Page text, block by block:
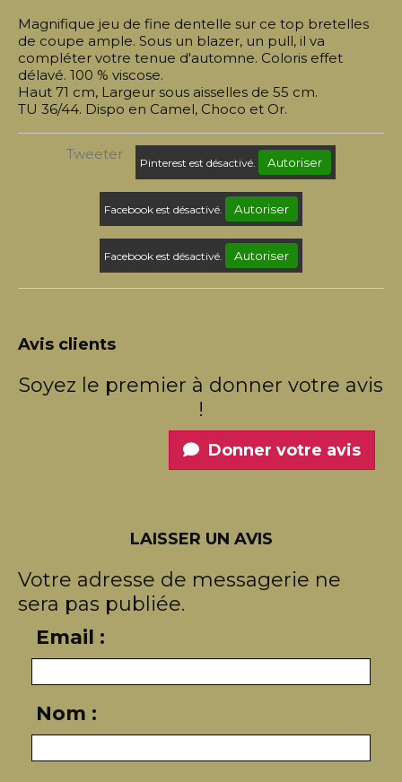
Magnifique jeu de fine dentelle sur ce top bretelles
de coupe ample. Sous un blazer, un pull, il va
compléter votre tenue d'automne. Coloris effet
délavé. 100 % viscose.
Haut 71 cm, Largeur sous aisselles de 55 cm.
TU 36/44. Dispo en Camel, Choco et Or.
Tweeter
Pinterest est désactivé. Autoriser
Facebook est désactivé. Autoriser
Facebook est désactivé. Autoriser
Avis clients
Soyez le premier à donner votre avis
!
Donner votre avis
LAISSER UN AVIS
Votre adresse de messagerie ne
sera pas publiée.
Email :
Nom :